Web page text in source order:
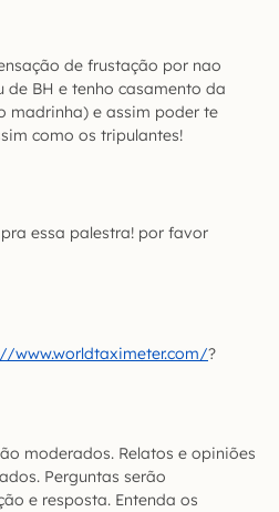
de frustação por nao
de BH e tenho casamento da
madrinha) e assim poder te
como os tripulantes!
essa palestra! por favor
www.worldtaximeter.com/?
moderados. Relatos e opiniões
Perguntas serão
e resposta. Entenda os